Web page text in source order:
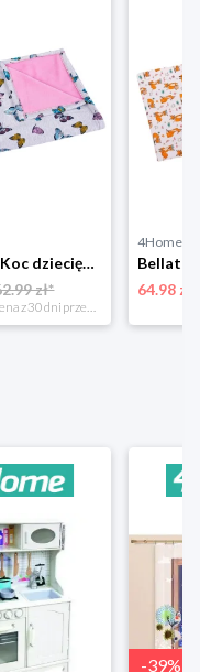
Bellatex Koc dziecięcy Bára Butterfly różowy, 75 x 100 cm
zł*
*najniższa cena z 30 dni przed obniżką
4Home
64.98 zł
-39%